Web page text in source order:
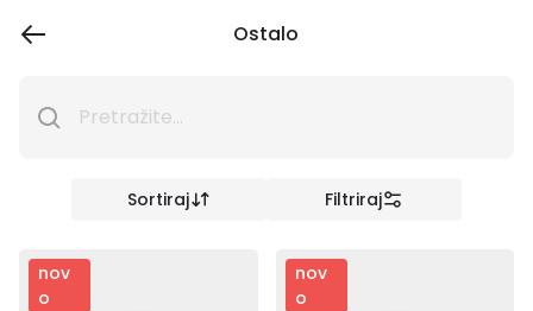
Ostalo
Sortiraj Filtriraj
nov
o
nov
o